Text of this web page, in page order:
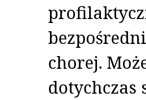
chorej.
dotychczas